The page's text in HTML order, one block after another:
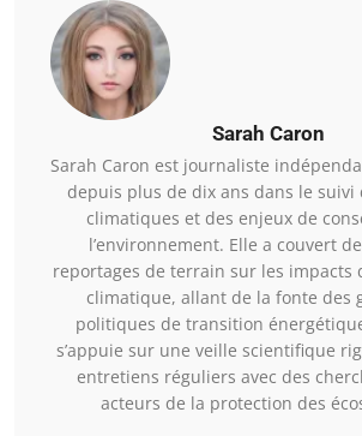
Sarah Caron
Sarah Caron est journaliste
depuis plus de dix ans dans le suivi
climatiques et des enjeux de
l’environnement. Elle a couvert
reportages de terrain sur les impacts
climatique, allant de la fonte des
politiques de transition
s’appuie sur une veille scientifique
entretiens réguliers avec des
acteurs de la protection des